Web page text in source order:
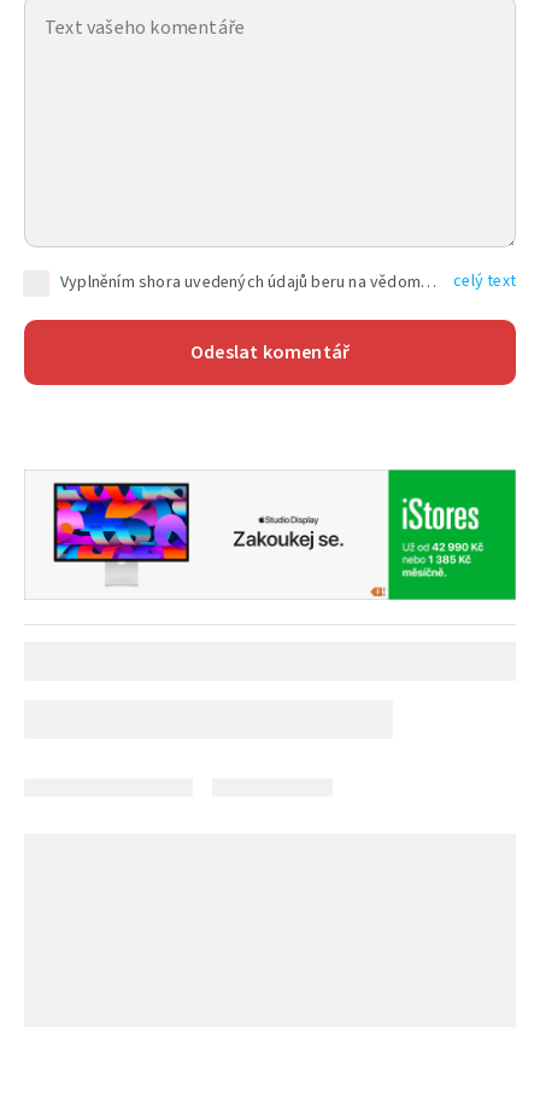
Vyplněním shora uvedených údajů beru na vědomí, že společnost TEXT FACTORY s.r.o., sídlem Brno, Durďákova 336/29, Černá Pole, PSČ: 613 00, IČ: 06157831, zapsané u Krajského soudu v Brně, oddíl C, vložka 100399, bude zpracovávat mé osobní údaje uvedené v rámci mnou vyplněného registračního formuláře na základě oprávněných zájmů TEXT FACTORY s.r.o. dle čl. 6 odst. 1 písm. f) GDPR a pro splnění právních povinností (čl. 6 odst. 1 písm. c) GDPR), a to pro tyto účely: nezbytnost zajistit oprávnění návštěvníka webových stránek provozovaných společností TEXT FACTORY s.r.o. přispívat aktivně ke zveřejněným článkům nebo v rámci diskusních fór a výkon práv TEXT FACTORY s.r.o. jako administrátora těchto diskusních fór. Více informací o zpracování osobních údajů a právech lze nalézt v celý text